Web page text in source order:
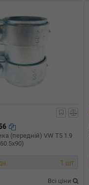
(передній) VW T5 1.9
1 шт.
Всі ціни